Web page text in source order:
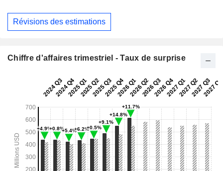
Révisions des estimations
Chiffre d'affaires trimestriel - Taux de surprise